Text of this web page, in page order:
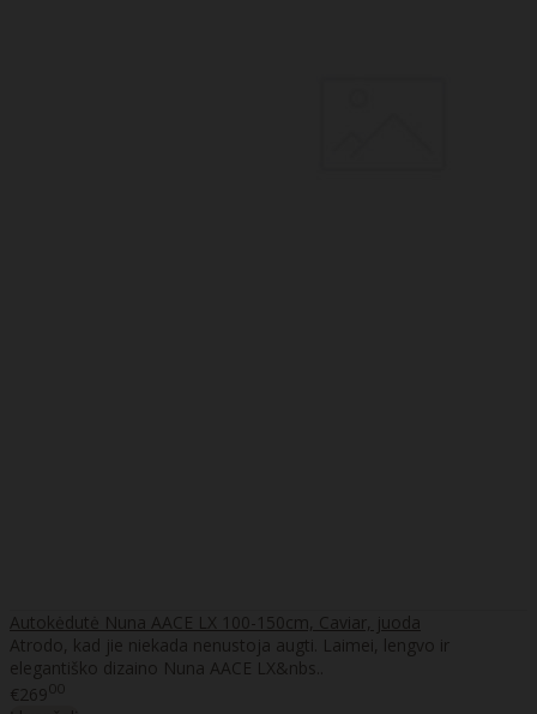
Autokėdutė Nuna AACE LX 100-150cm, Caviar, juoda
Atrodo, kad jie niekada nenustoja augti. Laimei, lengvo ir
elegantiško dizaino Nuna AACE LX&nbs..
€26900